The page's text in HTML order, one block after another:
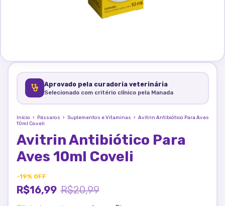
Aprovado pela curadoria veterinária
Selecionado com critério clínico pela Manada
Início › Pássaros › Suplementos e Vitaminas › Avitrin Antibiótico Para Aves
10ml Coveli
Avitrin Antibiótico Para
Aves 10ml Coveli
-19% OFF
R$16,99 R$20,99